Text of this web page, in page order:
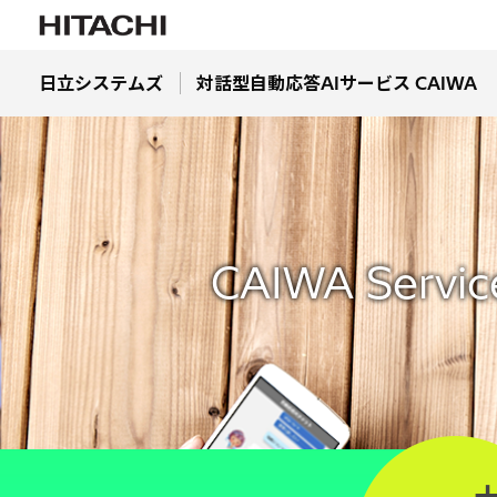
日立システムズ 対話型自動応答AIサービス CAIWA
CAIWA